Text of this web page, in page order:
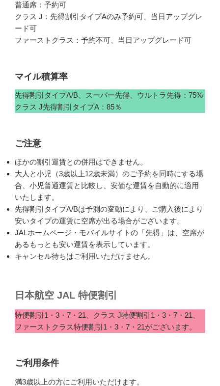
普通席：予約可
クラス J：先得割引タイプAのみ予約可、当日アップグレ
ード可
ファーストクラス：予約不可、当日アップグレード可
マイル積算率
先得割引タイプA/B、スーパー先得、ウルトラ先得：75%
クラス J先得割引タイプA：85％
ご注意
ほかの割引運賃との併用はできません。
大人と小児（3歳以上12歳未満）のご予約を同時にする場
合、小児普通運賃と比較し、安価な運賃を自動的に適用
いたします。
先得割引タイプA/Bは予測の変動により、ご購入後により
安いタイプの運賃に空席が出る場合がございます。
JALホームページ・モバイルサイトの「先得」は、空席が
あるもっとも安い運賃を表示しています。
キャンセル待ちはご利用いただけません。
日本航空 JAL 特便割引
特便割引1・3・7・21、クラス J特便割引1・3・7・21、
ファーストクラス特便割引1・3・7・21がございます。
ご利用条件
満3歳以上の方にご利用いただけます。